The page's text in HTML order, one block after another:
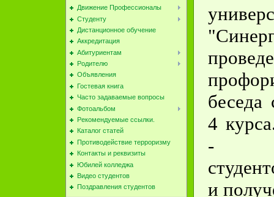
Движение Профессионалы
Студенту
Дистанционное обучение
Аккредитация
Абитуриентам
Родителю
Объявления
Гостевая книга
Часто задаваемые вопросы
Фотоальбом
Рекомендуемые ссылки.
Каталог статей
Противодействие терроризму
Контакты и реквизиты
Юбилей колледжа
Видео студентов
Поздравления студентов
беседа
4
-
и